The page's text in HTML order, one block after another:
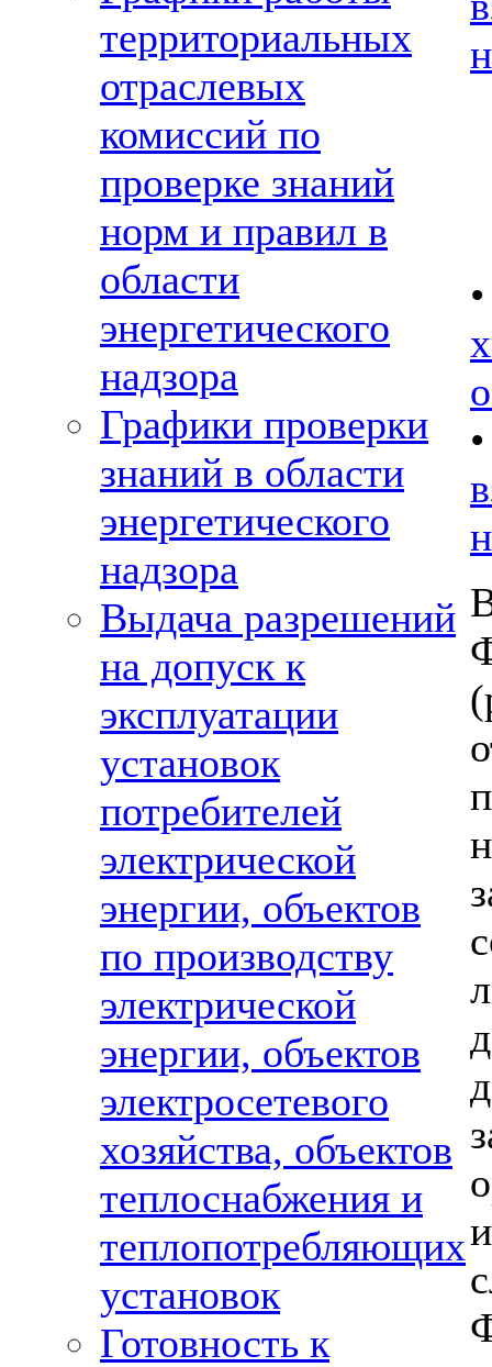
территориальных
отраслевых
комиссий по
проверке знаний
норм и правил в
области
энергетического
надзора
Графики проверки
знаний в области
энергетического
надзора
Выдача разрешений
на допуск к
эксплуатации
установок
потребителей
электрической
энергии, объектов
по производству
электрической
энергии, объектов
электросетевого
хозяйства, объектов
теплоснабжения и
теплопотребляющих
установок
Готовность к